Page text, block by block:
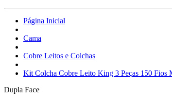
Página Inicial
Cama
Cobre Leitos e Colchas
Kit Colcha Cobre Leito King 3 Peças 150 Fios
Dupla Face